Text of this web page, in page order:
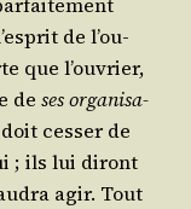
de l’ou­
que l’ou­vrier,
de ses orga­ni­sa­
ces­ser de
; ils lui diront
agir. Tout